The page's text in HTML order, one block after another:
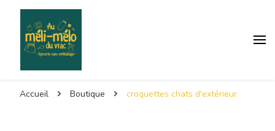
Accueil Boutique croquettes chats d'extérieur